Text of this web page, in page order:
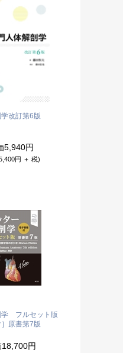
学改訂第6版
5,940円
円 ＋ 税)
学 フルセット版
原書第7版
18,700円